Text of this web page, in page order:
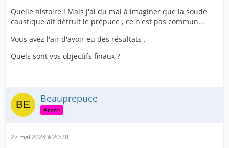
Quelle histoire ! Mais j'ai du mal à imaginer que la soude
caustique ait détruit le prépuce , ce n'est pas commun...
Vous avez l'air d'avoir eu des résultats .
Quels sont vos objectifs finaux ?
Beauprepuce
Accro
27 mai 2024 à 20:20